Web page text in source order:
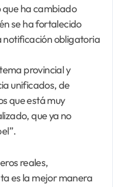
que ha cambiado
se ha fortalecido
notificación obligatoria
provincial y
unificados, de
que está muy
que ya no
reales,
es la mejor manera